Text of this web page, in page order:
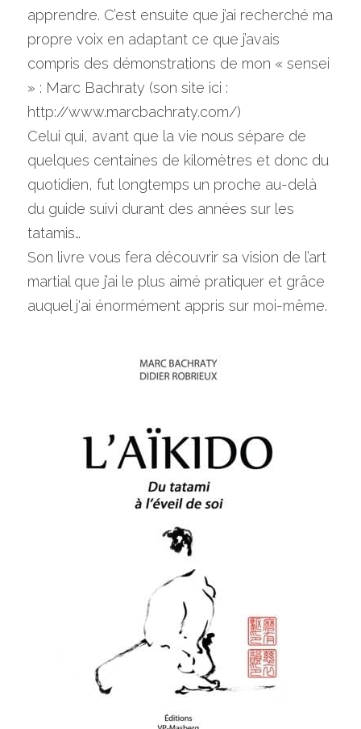
apprendre. C’est ensuite que j’ai recherché ma
propre voix en adaptant ce que j’avais
compris des démonstrations de mon « sensei
» : Marc Bachraty (son site ici :
http://www.marcbachraty.com/)
Celui qui, avant que la vie nous sépare de
quelques centaines de kilomètres et donc du
quotidien, fut longtemps un proche au-delà
du guide suivi durant des années sur les
tatamis…
Son livre vous fera découvrir sa vision de l’art
martial que j’ai le plus aimé pratiquer et grâce
auquel j'ai énormément appris sur moi-même.